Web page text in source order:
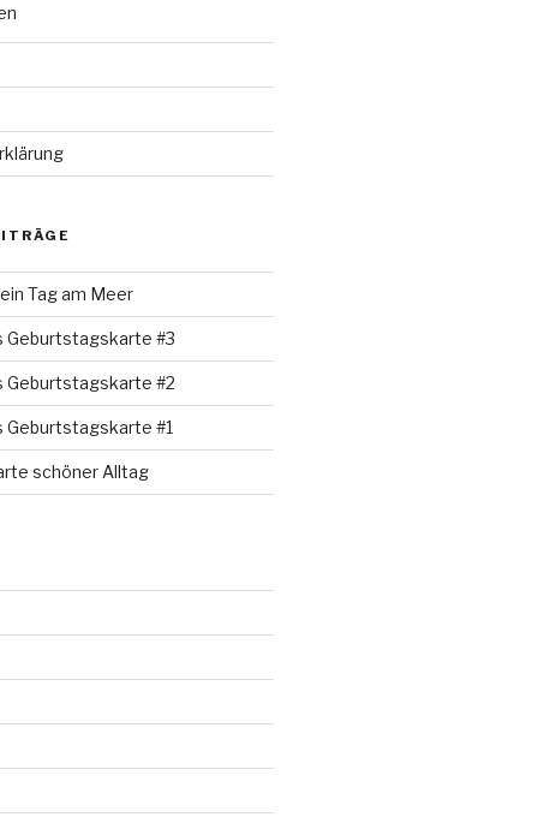
Tag am Meer
Geburtstagskarte #3
Geburtstagskarte #2
Geburtstagskarte #1
schöner Alltag